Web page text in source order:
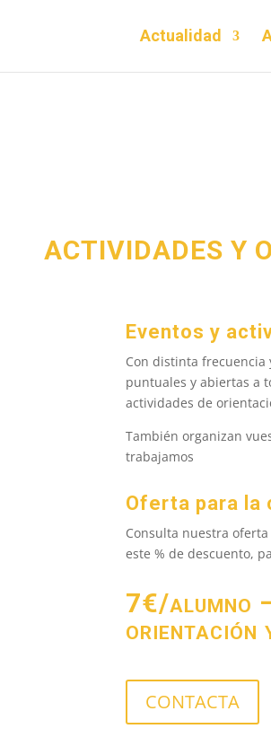
Actualidad
ACTIVIDADES Y
Eventos y
Con distinta frecuencia
puntuales y abiertas a
actividades de
También organizan
trabajamos
Oferta para la
Consulta nuestra
este % de descuento,
7€/alumno
orientación
CONTACTA